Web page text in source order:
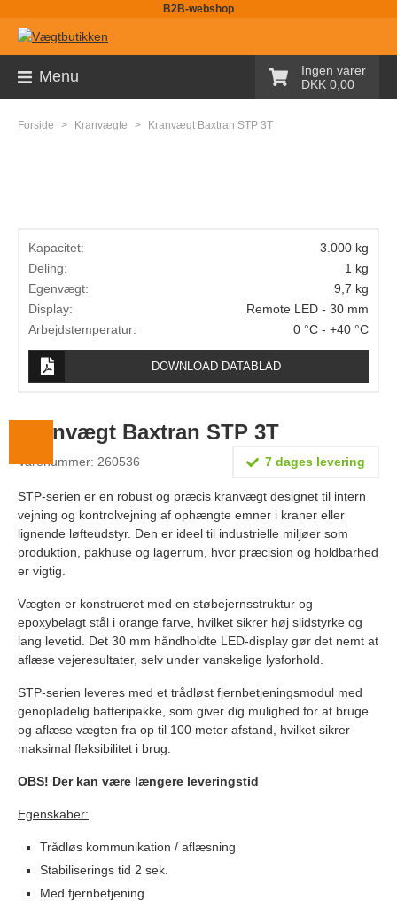
B2B-webshop
Menu
Ingen varer
DKK 0,00
Sortiment
Butiksvægte
Bordvægte
Gulvvægte
Pakkevægte
Veterinærvægte
Outlet
Information
Kalibrering og verifikation
Handelsbetingelser
Kontakt
Forside > Kranvægte > Kranvægt Baxtran STP 3T
Kapacitet:
3.000 kg
Deling:
1 kg
Egenvægt:
9,7 kg
Display:
Remote LED - 30 mm
Arbejdstemperatur:
0 °C - +40 °C
DOWNLOAD DATABLAD
Kranvægt Baxtran STP 3T
Varenummer: 260536 7 dages levering
STP-serien er en robust og præcis kranvægt designet til intern
vejning og kontrolvejning af ophængte emner i kraner eller
lignende løfteudstyr. Den er ideel til industrielle miljøer som
produktion, pakhuse og lagerrum, hvor præcision og holdbarhed
er vigtig.
Vægten er konstrueret med en støbejernsstruktur og
epoxybelagt stål i orange farve, hvilket sikrer høj slidstyrke og
lang levetid. Det 30 mm håndholdte LED-display gør det nemt at
aflæse vejeresultater, selv under vanskelige lysforhold.
STP-serien leveres med et trådløst fjernbetjeningsmodul med
genopladelig batteripakke, som giver dig mulighed for at bruge
og aflæse vægten fra op til 100 meter afstand, hvilket sikrer
maksimal fleksibilitet i brug.
OBS! Der kan være længere leveringstid
Egenskaber:
Trådløs kommunikation / aflæsning
Stabiliserings tid 2 sek.
Med fjernbetjening